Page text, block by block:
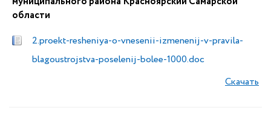
области
2.proekt-resheniya-o-vnesenii-izmenenij-v-pravila-
blagoustrojstva-poselenij-bolee-1000.doc
Скачать